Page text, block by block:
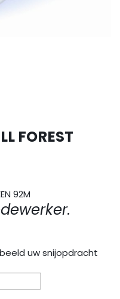
FOREST
92M
uw snijopdracht